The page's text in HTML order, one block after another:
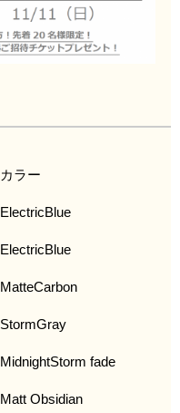
カラー
ElectricBlue
ElectricBlue
MatteCarbon
StormGray
MidnightStorm fade
Matt Obsidian